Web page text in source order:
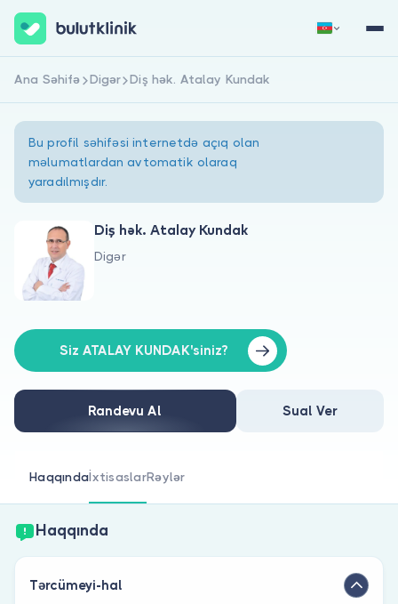
Haqqımızda
Xəstələr üçün
Həkimlər üçün
Qeydiyyat Daxil Ol
Ana Səhifə Digər Diş hək. Atalay Kundak
Bu profil səhifəsi internetdə açıq olan
məlumatlardan avtomatik olaraq
yaradılmışdır.
Diş hək. Atalay Kundak
Digər
Siz ATALAY KUNDAK'siniz?
Randevu Al Sual Ver
HaqqındaİxtisaslarRəylər
Haqqında
Tərcümeyi-hal